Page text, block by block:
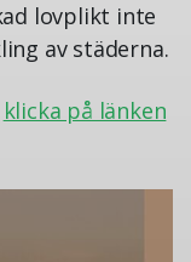
lovplikt inte
av städerna.
klicka på länken